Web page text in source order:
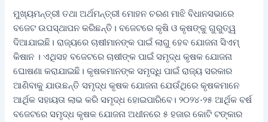
ମୁଖ୍ୟମନ୍ତ୍ରୀ ତଥା ଅର୍ଥମନ୍ତ୍ରୀ ମୋହନ ଚରଣ ମାଝି ବିଧାନସଭାରେ
ବଜେଟ ଉପସ୍ଥାପନ କରିଛନ୍ତି। ବଜେଟରେ କୃଷି ଓ କୃଷଙ୍କୁ ଗୁରୁତ୍ୱ
ଦିଆଯାଇଛି। ରାଜ୍ୟରେ ଚାଷୀମାନଙ୍କ ପାଇଁ ଲାଗୁ ହେବ ଯୋଜନା ସିଏମ୍‌
କିଷାନ । ଏଥିସହ ବଜେଟରେ ଚାଷୀଙ୍କ ପାଇଁ ସମୃଦ୍ଧ କୃଷକ ଯୋଜନା
ଘୋଷଣା କରାଯାଇଛି। କୃଷକମାନଙ୍କ ସମୃଦ୍ଧି ପାଇଁ ରାଜ୍ୟ ସରକାର
ଆଣିବାକୁ ଯାଉଛନ୍ତି ସମୃଦ୍ଧ କୃଷକ ଯୋଜନା ଯେଉଁଥିରେ କୃଷକମାନେ
ଆର୍ଥିକ ସହାୟତା ଲାଭ କରି ସମୃଦ୍ଧ ହୋଇପାରିବେ। ୨୦୨୪-୨୫ ଆର୍ଥିକ ବର୍ଷ
ବଜେଟରେ ସମୃଦ୍ଧ କୃଷକ ଯୋଜନା ଅଧୀନରେ ୫ ହଜାର କୋଟି ଟଙ୍କାର